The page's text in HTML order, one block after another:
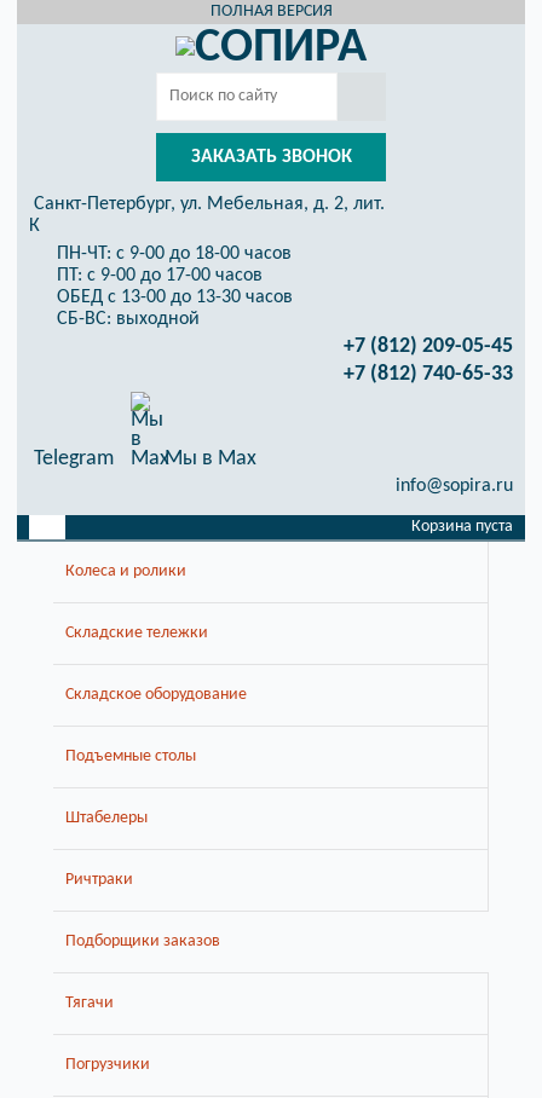
ПОЛНАЯ ВЕРСИЯ
ЗАКАЗАТЬ ЗВОНОК
Санкт-Петербург, ул. Мебельная, д. 2, лит.
К
ПН-ЧТ: с 9-00 до 18-00 часов
ПТ: с 9-00 до 17-00 часов
ОБЕД с 13-00 до 13-30 часов
СБ-ВС: выходной
+7 (812) 209-05-45
+7 (812) 740-65-33
Telegram Мы в Max
info@sopira.ru
Корзина пуста
Колеса и ролики
Складские тележки
Складское оборудование
Подъемные столы
Штабелеры
Ричтраки
Подборщики заказов
Тягачи
Погрузчики